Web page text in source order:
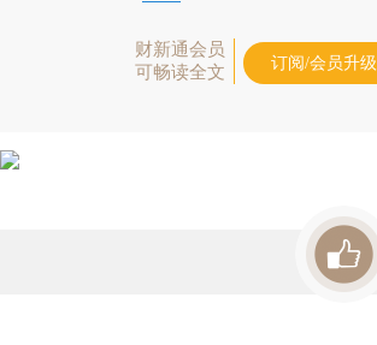
财新通会员
可畅读全文
订阅/会员升级